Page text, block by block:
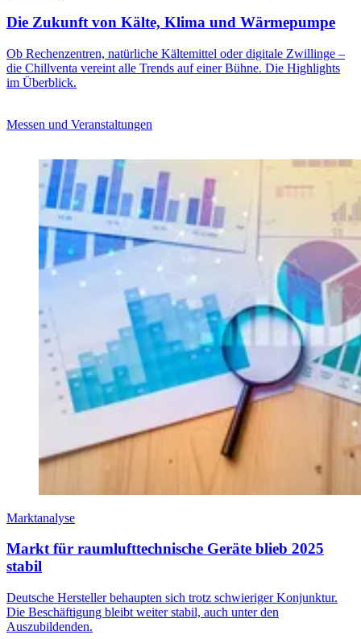
Die Zukunft von Kälte, Klima und Wärmepumpe
Ob Rechenzentren, natürliche Kältemittel oder digitale Zwillinge –
die Chillventa vereint alle Trends auf einer Bühne. Die Highlights
im Überblick.
Messen und Veranstaltungen
Marktanalyse
Markt für raumlufttechnische Geräte blieb 2025
stabil
Deutsche Hersteller behaupten sich trotz schwieriger Konjunktur.
Die Beschäftigung bleibt weiter stabil, auch unter den
Auszubildenden.